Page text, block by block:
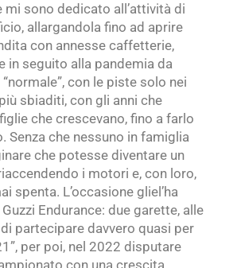
mi sono dedicato all’attività di
allargandola fino ad aprire
con annesse caffetterie,
in seguito alla pandemia da
“normale”, con le piste solo nei
sbiaditi, con gli anni che
che crescevano, fino a farlo
Senza che nessuno in famiglia
che potesse diventare un
i motori e, con loro,
spenta. L’occasione gliel’ha
Endurance: due garette, alle
partecipare davvero quasi per
per poi, nel 2022 disputare